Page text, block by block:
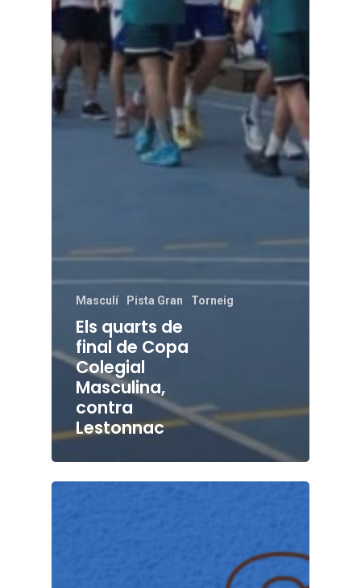
Masculí Pista Gran Torneig
Els quarts de
final de Copa
Colegial
Masculina,
contra
Lestonnac